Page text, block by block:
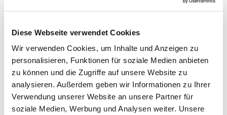
Diese Webseite verwendet Cookies
Wir verwenden Cookies, um Inhalte und Anzeigen zu
personalisieren, Funktionen für soziale Medien anbieten
zu können und die Zugriffe auf unsere Website zu
analysieren. Außerdem geben wir Informationen zu Ihrer
Verwendung unserer Website an unsere Partner für
soziale Medien, Werbung und Analysen weiter. Unsere